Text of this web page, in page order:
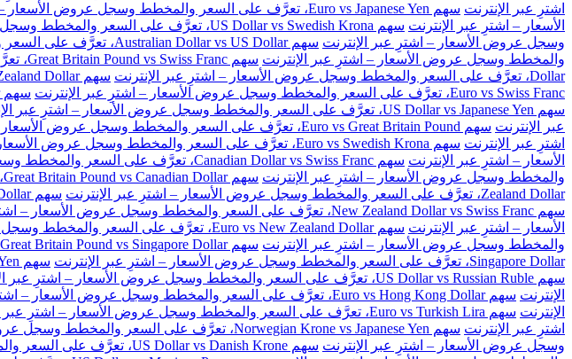
اشترِ عبر الإنترنت سهم Euro vs Japanese Yen، تعرَّف على السعر والمخطط وسجل عروض الأسعار – اشترِ عبر الإنترنت
الأسعار – اشترِ عبر الإنترنت سهم US Dollar vs Swedish Krona، تعرَّف على السعر والمخطط وسجل عروض الأسعار – اشترِ عبر الإنترنت
وسجل عروض الأسعار – اشترِ عبر الإنترنت سهم Australian Dollar vs US Dollar، تعرَّف على السعر والمخطط وسجل عروض الأسعار – اشترِ عبر الإنترنت
والمخطط وسجل عروض الأسعار – اشترِ عبر الإنترنت سهم Great Britain Pound vs Swiss Franc، تعرَّف على السعر والمخطط وسجل عروض الأسعار – اشترِ عبر الإنترنت
Dollar، تعرَّف على السعر والمخطط وسجل عروض الأسعار – اشترِ عبر الإنترنت
سهم Australian Dollar vs New Zealand Dollar، تعرَّف على السعر والمخطط وسجل عروض الأسعار – اشترِ عبر الإنترنت
Euro vs Swiss Franc، تعرَّف على السعر والمخطط وسجل عروض الأسعار – اشترِ عبر الإنترنت
سهم Great Britain Pound vs US Dollar، تعرَّف على السعر والمخطط وسجل عروض الأسعار – اشترِ عبر الإنترنت
سهم US Dollar vs Japanese Yen، تعرَّف على السعر والمخطط وسجل عروض الأسعار – اشترِ عبر الإنترنت
عبر الإنترنت سهم Euro vs Great Britain Pound، تعرَّف على السعر والمخطط وسجل عروض الأسعار – اشترِ عبر الإنترنت
اشترِ عبر الإنترنت سهم Euro vs Swedish Krona، تعرَّف على السعر والمخطط وسجل عروض الأسعار – اشترِ عبر الإنترنت
الأسعار – اشترِ عبر الإنترنت سهم Canadian Dollar vs Swiss Franc، تعرَّف على السعر والمخطط وسجل عروض الأسعار – اشترِ عبر الإنترنت
والمخطط وسجل عروض الأسعار – اشترِ عبر الإنترنت سهم Great Britain Pound vs Canadian Dollar، تعرَّف على السعر والمخطط وسجل عروض الأسعار – اشترِ عبر الإنترنت
Zealand Dollar، تعرَّف على السعر والمخطط وسجل عروض الأسعار – اشترِ عبر الإنترنت
سهم New Zealand Dollar vs Canadian Dollar، تعرَّف على السعر والمخطط وسجل عروض الأسعار – اشترِ عبر الإنترنت
سهم New Zealand Dollar vs Swiss Franc، تعرَّف على السعر والمخطط وسجل عروض الأسعار – اشترِ عبر الإنترنت
الأسعار – اشترِ عبر الإنترنت سهم Euro vs New Zealand Dollar، تعرَّف على السعر والمخطط وسجل عروض الأسعار – اشترِ عبر الإنترنت
والمخطط وسجل عروض الأسعار – اشترِ عبر الإنترنت سهم Great Britain Pound vs Singapore Dollar، تعرَّف على السعر والمخطط وسجل عروض الأسعار – اشترِ عبر الإنترنت
Singapore Dollar، تعرَّف على السعر والمخطط وسجل عروض الأسعار – اشترِ عبر الإنترنت
سهم Singapore Dollar vs Japanese Yen، تعرَّف على السعر والمخطط وسجل عروض الأسعار – اشترِ عبر الإنترنت
سهم US Dollar vs Russian Ruble، تعرَّف على السعر والمخطط وسجل عروض الأسعار – اشترِ عبر الإنترنت
الإنترنت سهم Euro vs Hong Kong Dollar، تعرَّف على السعر والمخطط وسجل عروض الأسعار – اشترِ عبر الإنترنت
الإنترنت سهم Euro vs Turkish Lira، تعرَّف على السعر والمخطط وسجل عروض الأسعار – اشترِ عبر الإنترنت
اشترِ عبر الإنترنت سهم Norwegian Krone vs Japanese Yen، تعرَّف على السعر والمخطط وسجل عروض الأسعار – اشترِ عبر الإنترنت
وسجل عروض الأسعار – اشترِ عبر الإنترنت سهم US Dollar vs Danish Krone، تعرَّف على السعر والمخطط وسجل عروض الأسعار – اشترِ عبر الإنترنت